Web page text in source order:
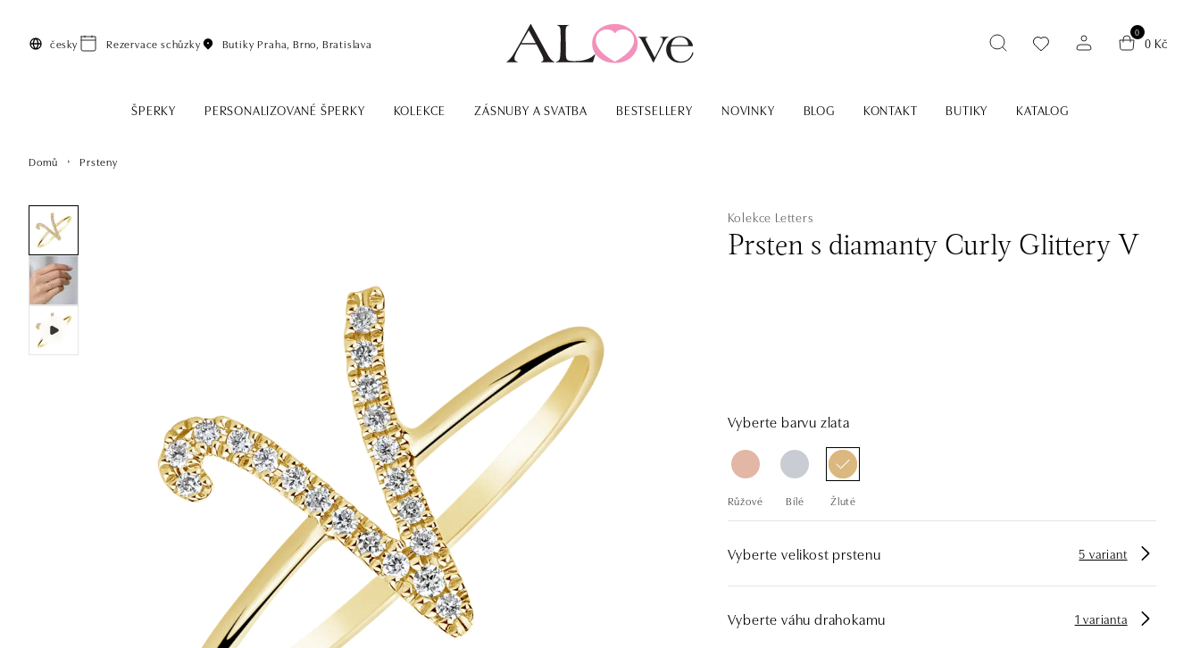
česky Rezervace schůzky Butiky Praha, Brno, Bratislava
0
0 Kč
ŠPERKY PERSONALIZOVANÉ ŠPERKY KOLEKCE ZÁSNUBY A SVATBA BESTSELLERY NOVINKY BLOG KONTAKT BUTIKY KATALOG
Domů Prsteny
Kolekce Letters
Prsten s diamanty Curly Glittery V
Vyberte barvu zlata
Růžové Bílé Žluté
Vyberte velikost prstenu 5 variant
Vyberte váhu drahokamu 1 varianta